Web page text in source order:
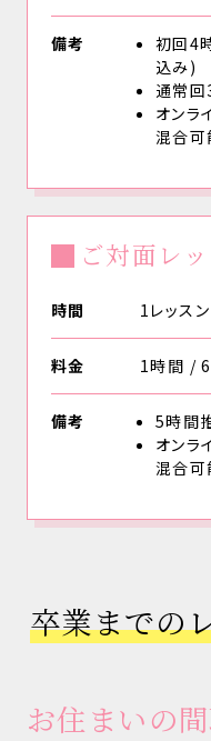
備考
初回4
込み)
通常
オンラ
混合可
ご対面レ
時間 1レッス
料金 1時間 /
備考
5時間
オンラ
混合可
卒業までの
お住まいの